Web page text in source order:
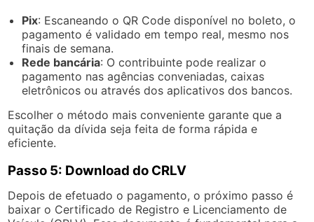
Pix: Escaneando o QR Code disponível no boleto, o
pagamento é validado em tempo real, mesmo nos
finais de semana.
Rede bancária: O contribuinte pode realizar o
pagamento nas agências conveniadas, caixas
eletrônicos ou através dos aplicativos dos bancos.
Escolher o método mais conveniente garante que a
quitação da dívida seja feita de forma rápida e
eficiente.
Passo 5: Download do CRLV
Depois de efetuado o pagamento, o próximo passo é
baixar o Certificado de Registro e Licenciamento de